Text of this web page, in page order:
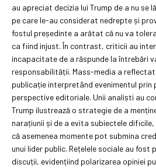
au apreciat decizia lui Trump de a nu se
pe care le-au considerat nedrepte și
fostul președinte a arătat că nu va
ca fiind injust. În contrast, criticii au
incapacitate de a răspunde la întrebări
responsabilității. Mass-media a
publicație interpretând evenimentul prin
perspective editoriale. Unii analiști au
Trump ilustrează o strategie de a
narațiunii și de a evita subiectele
că asemenea momente pot submina
unui lider public. Rețelele sociale au fost
discuții, evidențiind polarizarea opiniei